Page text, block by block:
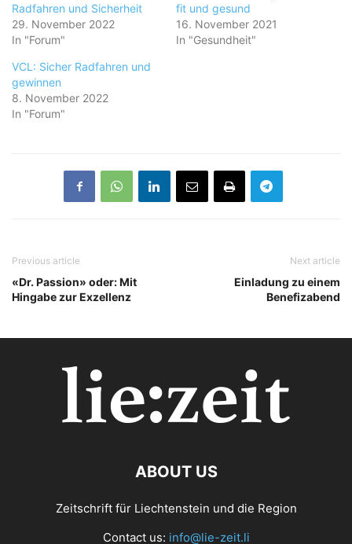
Radfahren und Sicherheit
29. November 2022
In "Forum"
fit und gesund
16. November 2021
In "Gesundheit"
VCL: Sicher Radfahren und
gewinnen
8. November 2022
In "Forum"
Previous article
«Dr. Passion» oder: Mit
Hingabe zur Exzellenz
Next article
Einladung zu einem
Benefizabend
ABOUT US
Zeitschrift für Liechtenstein und die Region
Contact us: info@lie-zeit.li